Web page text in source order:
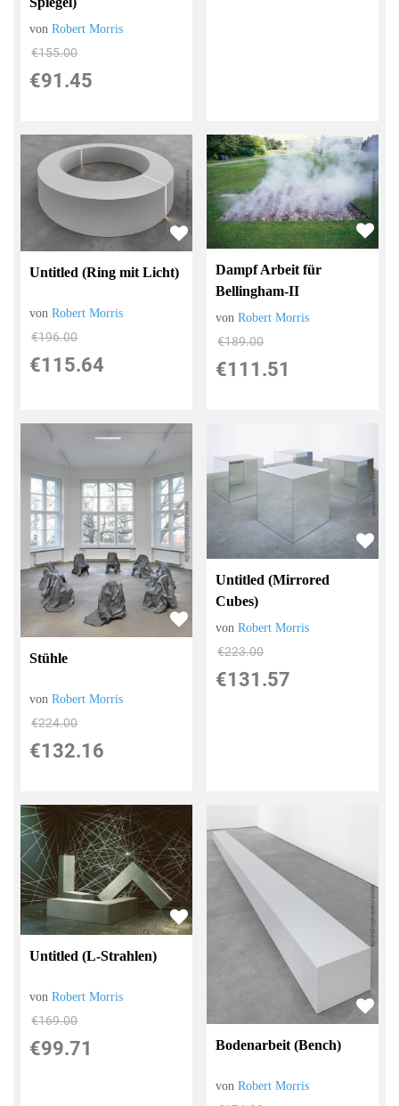
vonRobert Morris
€155.00
€91.45
Untitled (Ring mit Licht)
vonRobert Morris
€196.00
€115.64
Dampf Arbeit für
Bellingham-II
vonRobert Morris
€189.00
€111.51
Stühle
vonRobert Morris
€224.00
€132.16
Untitled (Mirrored
Cubes)
vonRobert Morris
€223.00
€131.57
Untitled (L-Strahlen)
vonRobert Morris
€169.00
€99.71 Bodenarbeit (Bench)
vonRobert Morris